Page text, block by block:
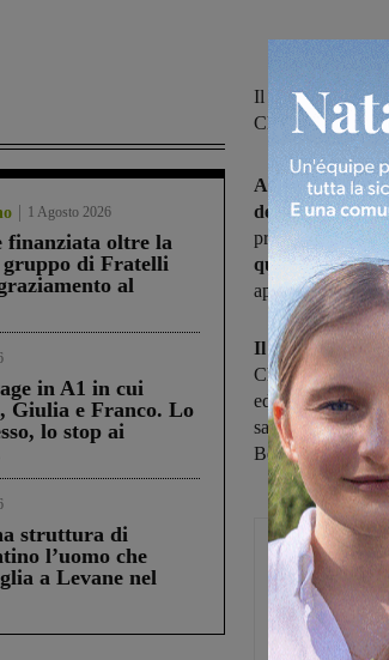
1 Agosto 2026
finanziata oltre la
gruppo di Fratelli
al
in A1 in cui
Giulia e Franco. Lo
lo stop ai
struttura di
l’uomo che
a Levane nel
Il percorso
Chiesa a Firenze
Appuntamento
dell'olio
prova del
quarantunesima
appasionati .
Il percorso
Chiesa a
ed essere saliti
sapranno i nomi
Bernardi,